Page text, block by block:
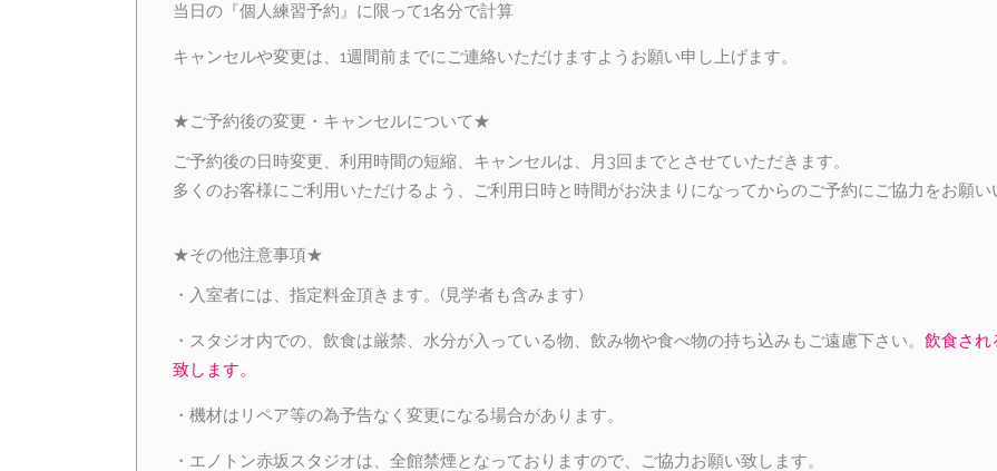
当日の『個人練習予約』に限って1名分で計算
キャンセルや変更は、1週間前までにご連絡いただけますようお願い申し上げます。
★ご予約後の変更・キャンセルについて★
ご予約後の日時変更、利用時間の短縮、キャンセルは、月3回までとさせていただきます。
多くのお客様にご利用いただけるよう、ご利用日時と時間がお決まりになってからのご予約にご協力をお願い
★その他注意事項★
・入室者には、指定料金頂きます。(見学者も含みます)
・スタジオ内での、飲食は厳禁、水分が入っている物、飲み物や食べ物の持ち込みもご遠慮下さい。 飲食され
致します。
・機材はリペア等の為予告なく変更になる場合があります。
・エノトン赤坂スタジオは、全館禁煙となっておりますので、ご協力お願い致します。